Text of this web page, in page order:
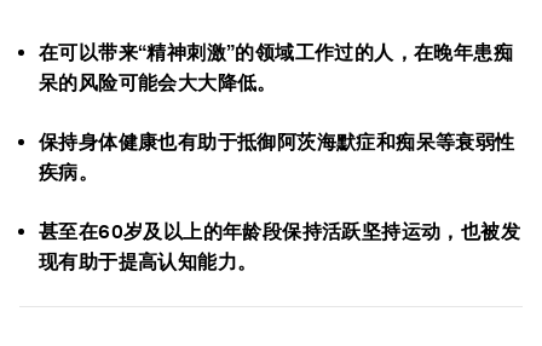
在可以带来“精神刺激”的领域工作过的人，在晚年患痴
呆的风险可能会大大降低。
保持身体健康也有助于抵御阿茨海默症和痴呆等衰弱性
疾病。
甚至在60岁及以上的年龄段保持活跃坚持运动，也被发
现有助于提高认知能力。